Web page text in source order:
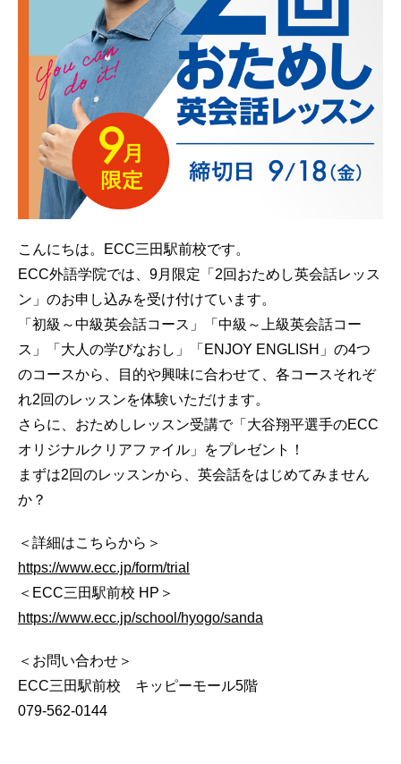
こんにちは。ECC三田駅前校です。
ECC外語学院では、9月限定「2回おためし英会話レッス
ン」のお申し込みを受け付けています。
「初級～中級英会話コース」「中級～上級英会話コー
ス」「大人の学びなおし」「ENJOY ENGLISH」の4つ
のコースから、目的や興味に合わせて、各コースそれぞ
れ2回のレッスンを体験いただけます。
さらに、おためしレッスン受講で「大谷翔平選手のECC
オリジナルクリアファイル」をプレゼント！
まずは2回のレッスンから、英会話をはじめてみません
か？
＜詳細はこちらから＞
https://www.ecc.jp/form/trial
＜ECC三田駅前校 HP＞
https://www.ecc.jp/school/hyogo/sanda
＜お問い合わせ＞
ECC三田駅前校 キッピーモール5階
079-562-0144